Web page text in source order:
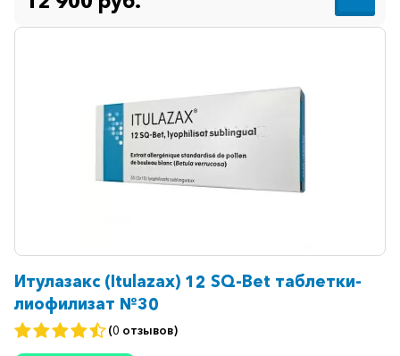
Итулазакс (Itulazax) 12 SQ-Bet таблетки-
лиофилизат №30
(0 отзывов)